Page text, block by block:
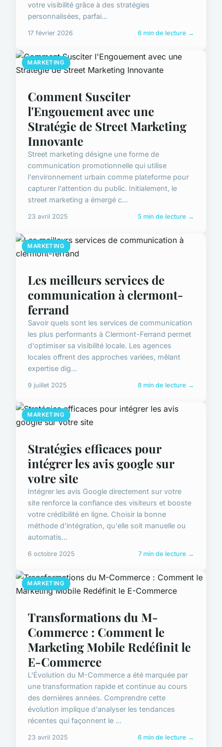
votre visibilité grâce à des stratégies
personnalisées, parfai...
17 février 2026 6 min de lecture →
MARKETING
Comment Susciter
l'Engouement avec une
Stratégie de Street Marketing
Innovante
Street marketing désigne une forme de
communication promotionnelle qui utilise
l'environnement urbain comme plateforme pour
capturer l'attention du public. Initialement, le
street marketing a émergé c...
23 avril 2025 5 min de lecture →
MARKETING
Les meilleurs services de
communication à clermont-
ferrand
Savoir quels sont les services de communication
les plus performants à Clermont-Ferrand permet
d'optimiser sa visibilité locale. Les agences
locales offrent des approches variées, mêlant
expertise dig...
9 juillet 2025 8 min de lecture →
MARKETING
Stratégies efficaces pour
intégrer les avis google sur
votre site
Intégrer les avis Google directement sur votre
site renforce la confiance des visiteurs et booste
votre crédibilité en ligne. Choisir la bonne
méthode d'intégration, qu'elle soit manuelle ou
automatis...
6 octobre 2025 7 min de lecture →
MARKETING
Transformations du M-
Commerce : Comment le
Marketing Mobile Redéfinit le
E-Commerce
L'Évolution du M-Commerce a été marquée par
une transformation rapide et continue au cours
des dernières années. Comprendre cette
évolution implique d'analyser les tendances
récentes qui façonnent le ...
23 avril 2025 6 min de lecture →